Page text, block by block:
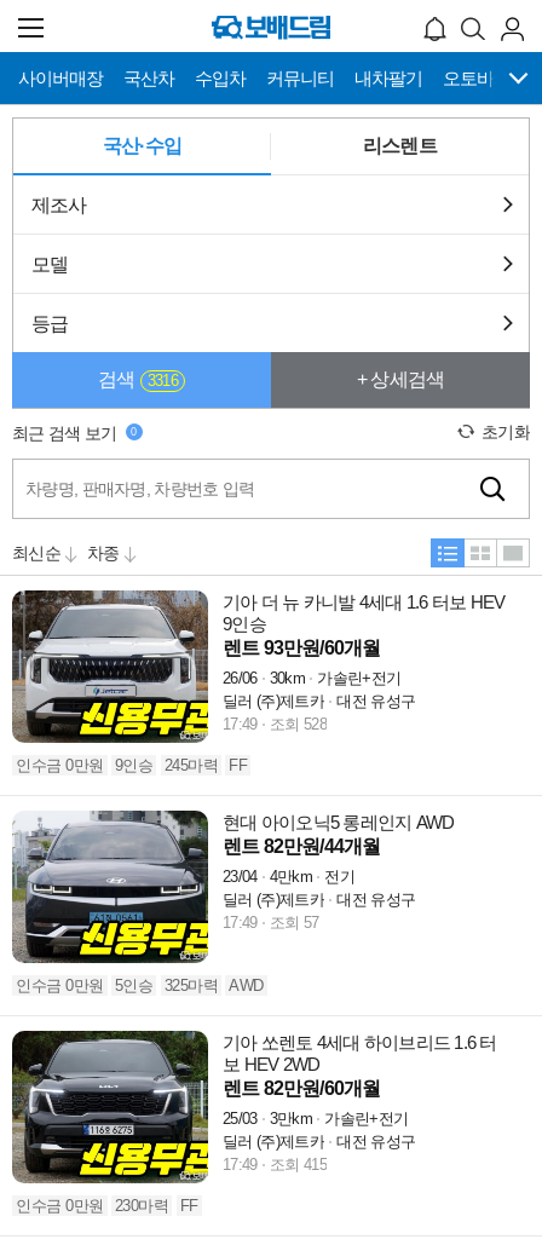
사이버매장 국산차 수입차 커뮤니티 내차팔기 오토바이
메
이
션
국산·수입 리스렌트
제조사
모델
등급
검색 3316 + 상세검색
최근 검색 보기 0 초기화
기아 더 뉴 카니발 4세대 1.6 터보 HEV
9인승
렌트 93만원/60개월
26/06 30km
가솔린+전기
딜러 (주)제트카
대전 유성구
17:49
조회 528
인수금 0만원 9인승 245마력 FF
현대 아이오닉5 롱레인지 AWD
렌트 82만원/44개월
23/04 4만km
전기
딜러 (주)제트카
대전 유성구
17:49
조회 57
인수금 0만원 5인승 325마력 AWD
기아 쏘렌토 4세대 하이브리드 1.6 터
보 HEV 2WD
렌트 82만원/60개월
25/03 3만km
가솔린+전기
딜러 (주)제트카
대전 유성구
17:49
조회 415
인수금 0만원 230마력 FF